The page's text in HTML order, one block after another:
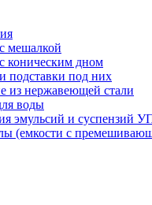
мешалкой
коническим дном
подставки под них
из нержавеющей стали
воды
эмульсий и суспензий
(емкости с